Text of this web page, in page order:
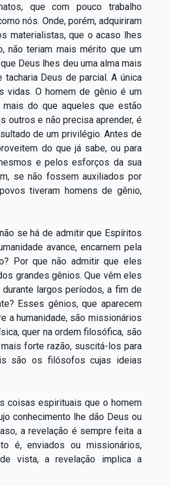
que com pouco trabalho
nós. Onde, porém, adquiriram
materialistas, que o acaso lhes
não teriam mais mérito que um
Deus lhes deu uma alma mais
Deus de parcial. A única
vidas. O homem de gênio é um
do que aqueles que estão
outros e não precisa aprender, é
de um privilégio. Antes de
do que já sabe, ou para
e pelos esforços da sua
se não fossem auxiliados por
tiveram homens de gênio,
se há de admitir que Espíritos
avance, encarnem pela
Por que não admitir que eles
grandes gênios. Que vêm eles
largos períodos, a fim de
Esses gênios, que aparecem
a humanidade, são missionários
quer na ordem filosófica, são
forte razão, suscitá-los para
são os filósofos cujas ideias
coisas espirituais que o homem
conhecimento lhe dão Deus ou
a revelação é sempre feita a
é, enviados ou missionários,
vista, a revelação implica a